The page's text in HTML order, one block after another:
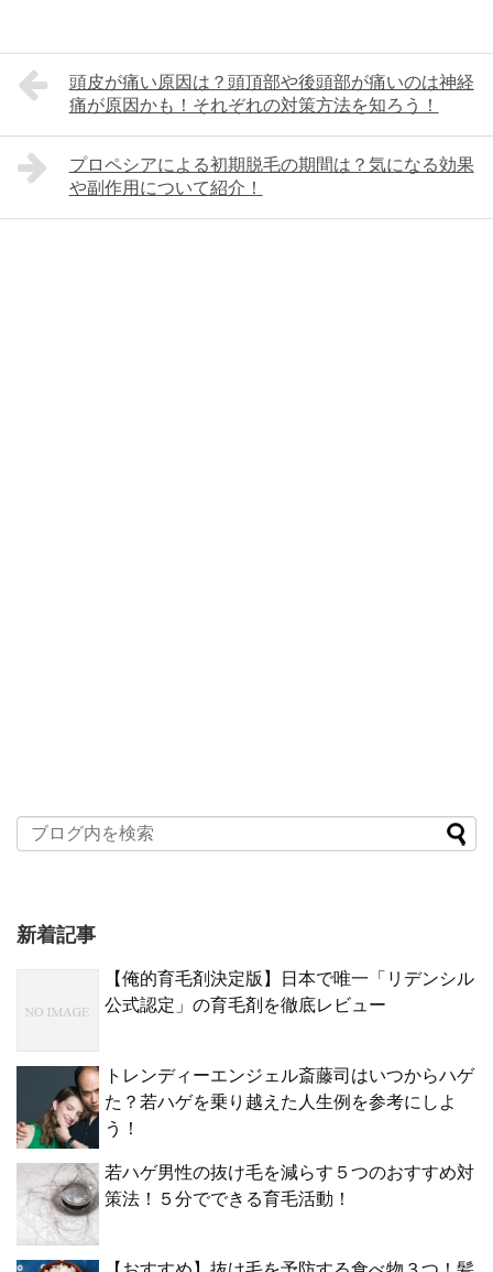
頭皮が痛い原因は？頭頂部や後頭部が痛いのは神経
痛が原因かも！それぞれの対策方法を知ろう！
プロペシアによる初期脱毛の期間は？気になる効果
や副作用について紹介！
新着記事
【俺的育毛剤決定版】日本で唯一「リデンシル
公式認定」の育毛剤を徹底レビュー
トレンディーエンジェル斎藤司はいつからハゲ
た？若ハゲを乗り越えた人生例を参考にしよ
う！
若ハゲ男性の抜け毛を減らす５つのおすすめ対
策法！５分でできる育毛活動！